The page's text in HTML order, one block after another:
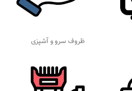
ظروف سرو و آشپزی